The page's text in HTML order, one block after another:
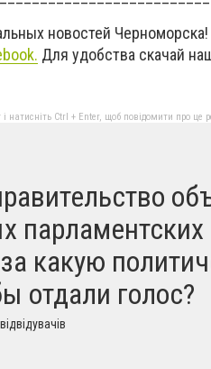
новостей
Для удобства скачай
натисніть Ctrl + Enter, щоб повідомити про це
парламентских
какую
отдали голос?